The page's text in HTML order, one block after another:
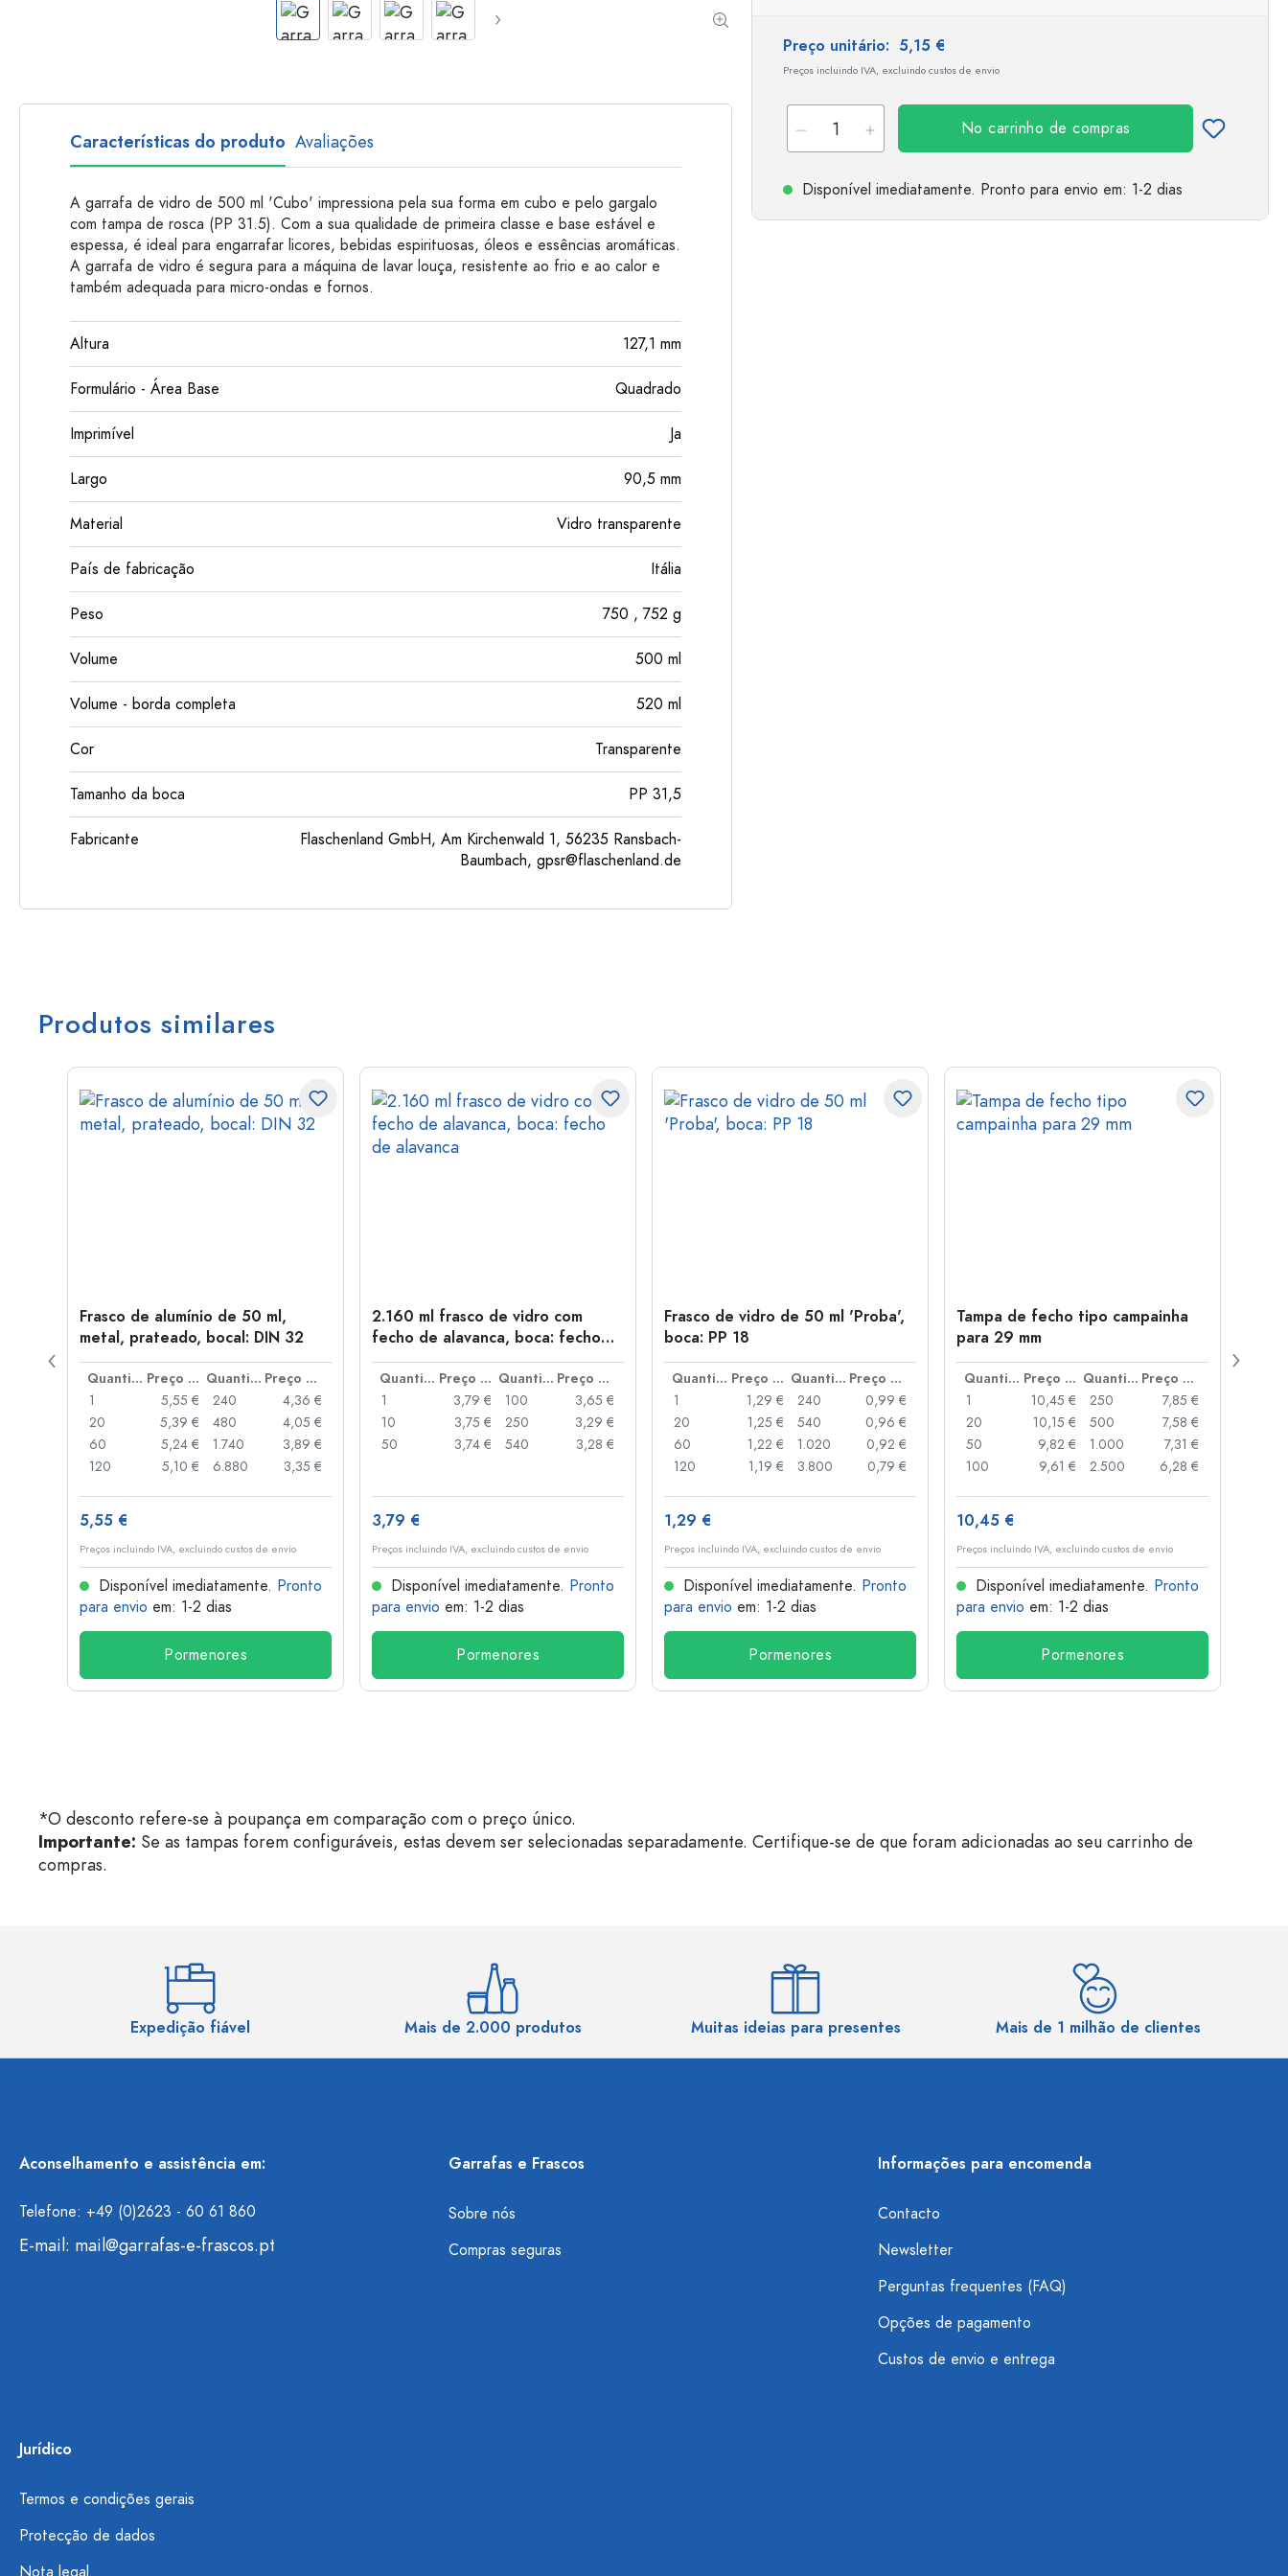
Garrafas de plastico
Preço unitário: 5,15 €
Preços incluindo IVA, excluindo custos de envio
No carrinho de compras
Disponível imediatamente. Pronto para envio em: 1-2 dias
Características do produto Avaliações
A garrafa de vidro de 500 ml 'Cubo' impressiona pela sua forma em cubo e pelo gargalo
com tampa de rosca (PP 31.5). Com a sua qualidade de primeira classe e base estável e
espessa, é ideal para engarrafar licores, bebidas espirituosas, óleos e essências aromáticas.
A garrafa de vidro é segura para a máquina de lavar louça, resistente ao frio e ao calor e
também adequada para micro-ondas e fornos.
Altura 127,1 mm
Formulário - Área Base Quadrado
Imprimível Ja
Largo 90,5 mm
Material Vidro transparente
País de fabricação Itália
Peso 750 , 752 g
Volume 500 ml
Volume - borda completa 520 ml
Cor Transparente
Tamanho da boca PP 31,5
Fabricante
Flaschenland GmbH, Am Kirchenwald 1, 56235 Ransbach-
Baumbach, gpsr@flaschenland.de
Produtos similares
Frasco de alumínio de 50 ml,
metal, prateado, bocal: DIN 32
Quantidade Preço por peça Quantidade
Preço por peça
1
5,55 €
20
5,39 €
60
5,24 €
120
5,10 €
240
4,36 €
480
4,05 €
1.740
3,89 €
6.880
3,35 €
5,55 €
Preços incluindo IVA, excluindo custos de envio
Disponível imediatamente. Pronto
para envio em: 1-2 dias
Pormenores
2.160 ml frasco de vidro com
fecho de alavanca, boca: fecho
de alavanca
Quantidade Preço por peça Quantidade
Preço por peça
1
3,79 €
10
3,75 €
50
3,74 €
100
3,65 €
250
3,29 €
540
3,28 €
3,79 €
Preços incluindo IVA, excluindo custos de envio
Disponível imediatamente. Pronto
para envio em: 1-2 dias
Pormenores
Frasco de vidro de 50 ml 'Proba',
boca: PP 18
Quantidade Preço por peça Quantidade
Preço por peça
1
1,29 €
20
1,25 €
60
1,22 €
120
1,19 €
240
0,99 €
540
0,96 €
1.020
0,92 €
3.800
0,79 €
1,29 €
Preços incluindo IVA, excluindo custos de envio
Disponível imediatamente. Pronto
para envio em: 1-2 dias
Pormenores
Tampa de fecho tipo campainha
para 29 mm
Quantidade Preço por peça Quantidade
Preço por peça
1
10,45 €
20
10,15 €
50
9,82 €
100
9,61 €
250
7,85 €
500
7,58 €
1.000
7,31 €
2.500
6,28 €
10,45 €
Preços incluindo IVA, excluindo custos de envio
Disponível imediatamente. Pronto
para envio em: 1-2 dias
Pormenores
*O desconto refere-se à poupança em comparação com o preço único.
Importante: Se as tampas forem configuráveis, estas devem ser selecionadas separadamente. Certifique-se de que foram adicionadas ao seu carrinho de
compras.
Expedição fiável Mais de 2.000 produtos Muitas ideias para presentes Mais de 1 milhão de clientes
Aconselhamento e assistência em:
Telefone: +49 (0)2623 - 60 61 860
E-mail: mail@garrafas-e-frascos.pt
Garrafas e Frascos
Sobre nós
Compras seguras
Informações para encomenda
Contacto
Newsletter
Perguntas frequentes (FAQ)
Opções de pagamento
Custos de envio e entrega
Jurídico
Termos e condições gerais
Protecção de dados